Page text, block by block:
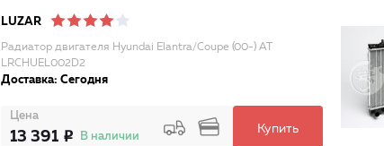
LUZAR
Радиатор двигателя Hyundai Elantra/Coupe (00-) AT
LRCHUEL002D2
Доставка: Сегодня
Цена
13 391 В наличии
Купить